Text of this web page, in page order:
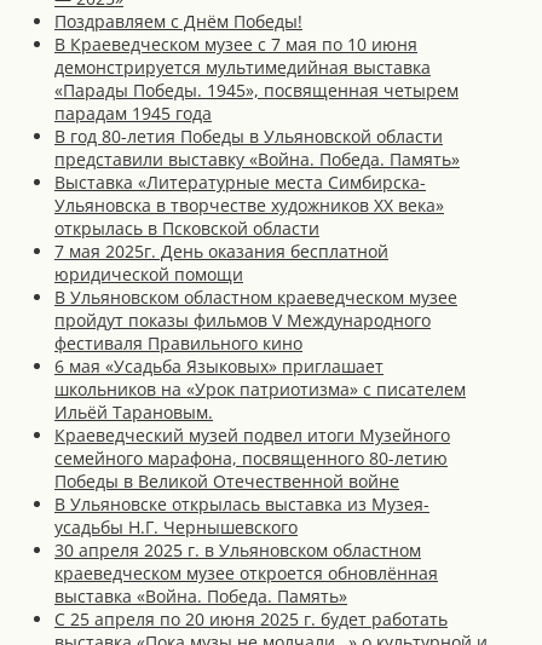
Поздравляем с Днём Победы!
В Краеведческом музее с 7 мая по 10 июня
демонстрируется мультимедийная выставка
«Парады Победы. 1945», посвященная четырем
парадам 1945 года
В год 80-летия Победы в Ульяновской области
представили выставку «Война. Победа. Память»
Выставка «Литературные места Симбирска-
Ульяновска в творчестве художников XX века»
открылась в Псковской области
7 мая 2025г. День оказания бесплатной
юридической помощи
В Ульяновском областном краеведческом музее
пройдут показы фильмов V Международного
фестиваля Правильного кино
6 мая «Усадьба Языковых» приглашает
школьников на «Урок патриотизма» с писателем
Ильёй Тарановым.
Краеведческий музей подвел итоги Музейного
семейного марафона, посвященного 80-летию
Победы в Великой Отечественной войне
В Ульяновске открылась выставка из Музея-
усадьбы Н.Г. Чернышевского
30 апреля 2025 г. в Ульяновском областном
краеведческом музее откроется обновлённая
выставка «Война. Победа. Память»
С 25 апреля по 20 июня 2025 г. будет работать